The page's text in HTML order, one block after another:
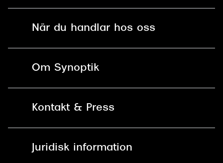
När du handlar hos oss
Betala säkert med Klarna, Swish,
30 dagars öppet köp online
Om Synoptik
Kontakt & Press
Juridisk information